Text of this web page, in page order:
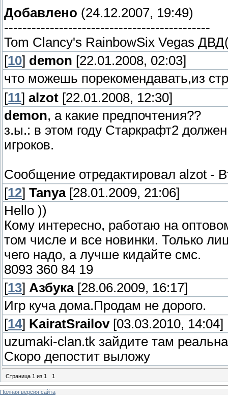
Добавлено (24.12.2007, 19:49)
---------------------------------------------
Tom Clancy's RainbowSix Vegas
[10] demon [22.01.2008, 02:03]
что можешь порекомендавать,из
[11] alzot [22.01.2008, 12:30]
demon, а какие предпочтения??
з.ы.: в этом году Старкрафт2
игроков.
Сообщение отредактировал alzot -
[12] Tanya[28.01.2009, 21:06]
Hello ))
Кому интересно, работаю на
том числе и все новинки. Только
чего надо, а лучше кидайте смс.
8093 360 84 19
[13] Азбука[28.06.2009, 16:17]
Игр куча дома.Продам не дорого.
[14] KairatSrailov[03.03.2010, 14:04]
uzumaki-clan.tk зайдите там
Скоро депостит выложу
Страница 1 из 1 1
Полная версия сайта